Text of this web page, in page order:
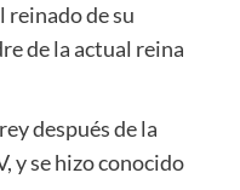
reinado de su
de la actual reina
después de la
y se hizo conocido